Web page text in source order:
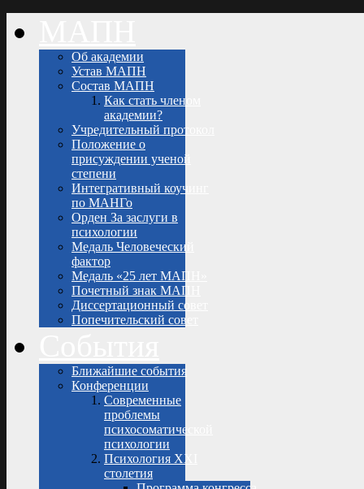
Об академии
Устав МАПН
Состав МАПН
Как стать членом
академии?
Учредительный протокол
Положение о
присуждении ученой
степени
Интегративный коучинг
по МАНГо
Орден За заслуги в
психологии
Медаль Человеческий
фактор
Медаль «25 лет МАПН»
Почетный знак МАПН
Диссертационный совет
Попечительский совет
Ближайшие события
Конференции
Современные
проблемы
психосоматической
психологии
Психология XXI
столетия